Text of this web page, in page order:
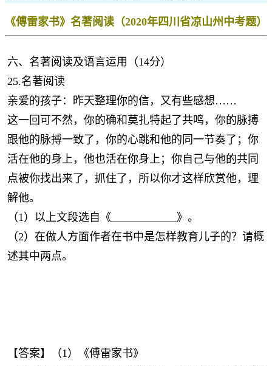
《傅雷家书》名著阅读（2020年四川省凉山州中考题）
六、名著阅读及语言运用（14分）
25.名著阅读
亲爱的孩子：昨天整理你的信，又有些感想……
这一回可不然，你的确和莫扎特起了共鸣，你的脉搏
跟他的脉搏一致了，你的心跳和他的同一节奏了；你
活在他的身上，他也活在你身上；你自己与他的共同
点被你找出来了，抓住了，所以你才这样欣赏他，理
解他。
（1）以上文段选自《____________》。
（2）在做人方面作者在书中是怎样教育儿子的？请概
述其中两点。
【答案】（1）《傅雷家书》